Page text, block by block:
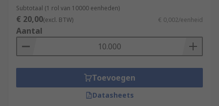
Subtotaal (1 rol van 10000 eenheden)
€ 20,00(excl. BTW) € 0,002/eenheid
Aantal
Toevoegen
Datasheets